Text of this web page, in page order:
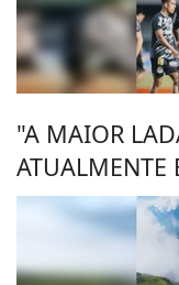
"A MAIOR
ATUALMENTE